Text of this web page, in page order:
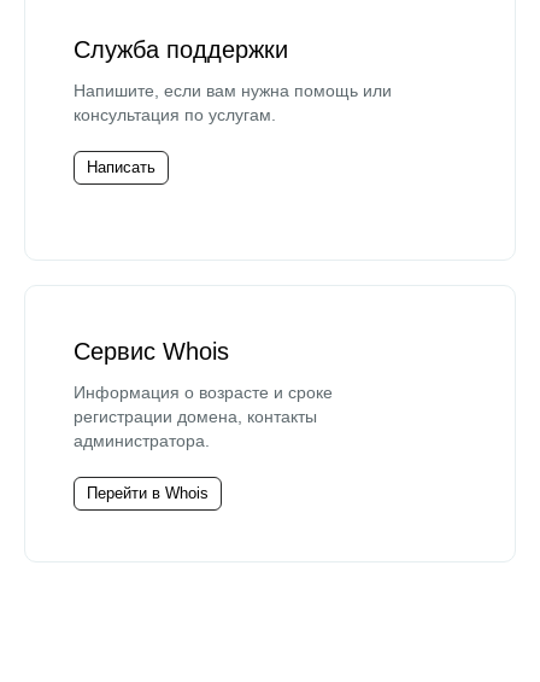
Служба поддержки
Напишите, если вам нужна помощь или
консультация по услугам.
Написать
Сервис Whois
Информация о возрасте и сроке
регистрации домена, контакты
администратора.
Перейти в Whois